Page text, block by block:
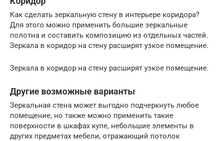
Как сделать зеркальную стену в интерьере коридора?
Для этого можно применить большие зеркальные
полотна и составить композицию из отдельных частей.
Зеркала в коридор на стену расширят узкое помещение.
Зеркала в коридор на стену расширят узкое помещение.
Другие возможные варианты
Зеркальная стена может выгодно подчеркнуть любое
помещение, но также можно применить такие
поверхности в шкафах купе, небольшие элементы в
других предметах мебели, отражающий потолок